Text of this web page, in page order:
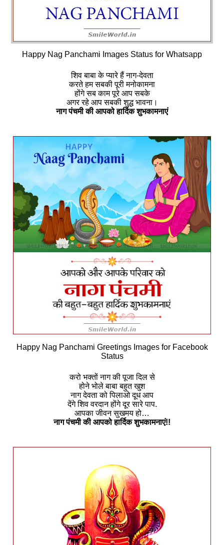
Happy Nag Panchami Images Status for Whatsapp
शिव बाबा के प्यारे हैं नाग-देवता
करते हम सबकी पूरी मनोकामना
होंगे सब काम पूरे आप सबके
अगर रहे आप सबकी शुद्ध भावना।
नाग पंचमी की आपको हार्दिक शुभकामनाएं
Happy Nag Panchami Greetings Images for Facebook
Status
करो भक्तों नाग की पूजा दिल से
होने भोले बाबा बहुत खुश
नाग देवता को पिलाओ दूध आप
देंगे शिव वरदान होंगे दूर सारे पाप.
आपका जीवन सुखमय हो…
नाग पंचमी की आपको हार्दिक शुभकामनाएं!!